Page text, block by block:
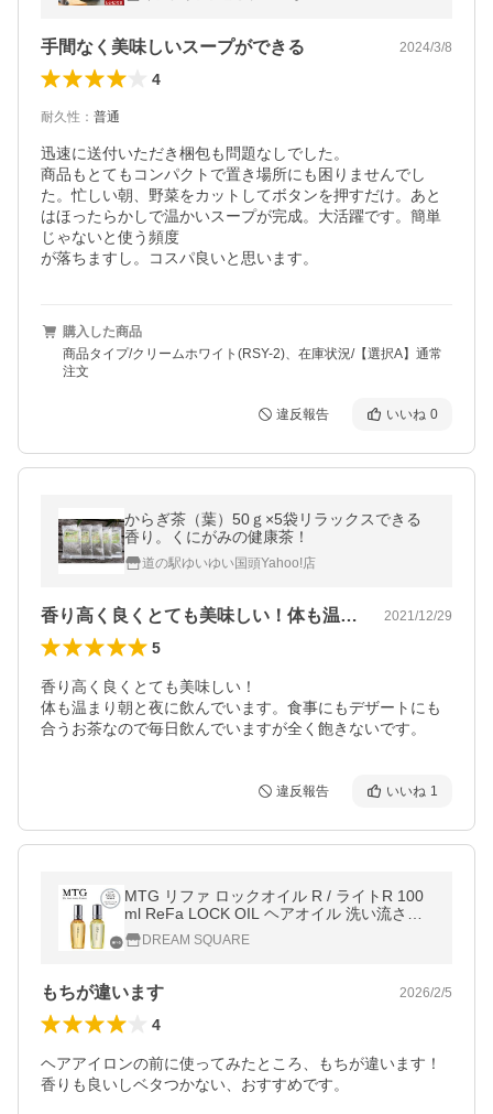
手間なく美味しいスープができる 2024/3/8
4
耐久性 ： 普通
迅速に送付いただき梱包も問題なしでした。
商品もとてもコンパクトで置き場所にも困りませんでし
た。忙しい朝、野菜をカットしてボタンを押すだけ。あと
はほったらかしで温かいスープが完成。大活躍です。簡単
じゃないと使う頻度
が落ちますし。コスパ良いと思います。
購入した商品
商品タイプ/クリームホワイト(RSY-2)、在庫状況/【選択A】通常
注文
違反報告 いいね 0
からぎ茶（葉）50ｇ×5袋リラックスできる
香り。くにがみの健康茶！
道の駅ゆいゆい国頭Yahoo!店
香り高く良くとても美味しい！体も温まり… 2021/12/29
5
香り高く良くとても美味しい！
体も温まり朝と夜に飲んでいます。食事にもデザートにも
合うお茶なので毎日飲んでいますが全く飽きないです。
違反報告 いいね 1
MTG リファ ロックオイル R / ライトR 100
ml ReFa LOCK OIL ヘアオイル 洗い流さな
いトリートメント 送料無料
DREAM SQUARE
もちが違います 2026/2/5
4
ヘアアイロンの前に使ってみたところ、もちが違います！
香りも良いしベタつかない、おすすめです。